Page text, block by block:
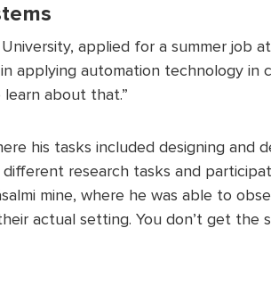
applied for a summer job
applying automation technology in
about that.”
his tasks included designing and
research tasks and
mine, where he was able to
actual setting. You don’t get the